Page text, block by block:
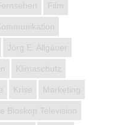
Film
Jörg E. Allgäuer
Klimaschutz
Krise Marketing
Bioskop Television